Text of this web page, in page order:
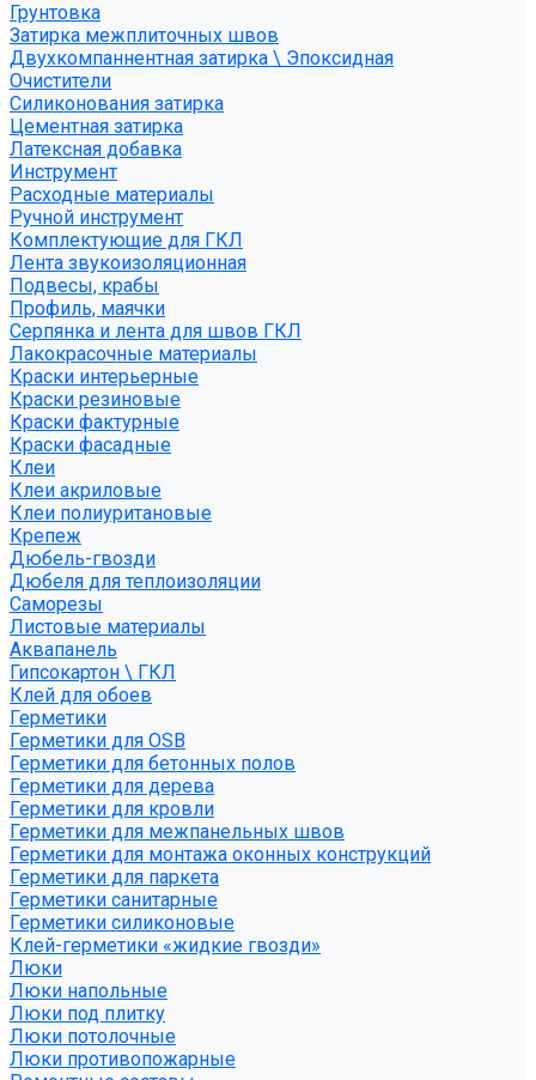
Грунтовка
Затирка межплиточных швов
Двухкомпаннентная затирка \ Эпоксидная
Очистители
Силиконования затирка
Цементная затирка
Латексная добавка
Инструмент
Расходные материалы
Ручной инструмент
Комплектующие для ГКЛ
Лента звукоизоляционная
Подвесы, крабы
Профиль, маячки
Серпянка и лента для швов ГКЛ
Лакокрасочные материалы
Краски интерьерные
Краски резиновые
Краски фактурные
Краски фасадные
Клеи
Клеи акриловые
Клеи полиуритановые
Крепеж
Дюбель-гвозди
Дюбеля для теплоизоляции
Саморезы
Листовые материалы
Аквапанель
Гипсокартон \ ГКЛ
Клей для обоев
Герметики
Герметики для OSB
Герметики для бетонных полов
Герметики для дерева
Герметики для кровли
Герметики для межпанельных швов
Герметики для монтажа оконных конструкций
Герметики для паркета
Герметики санитарные
Герметики силиконовые
Клей-герметики «жидкие гвозди»
Люки
Люки напольные
Люки под плитку
Люки потолочные
Люки противопожарные